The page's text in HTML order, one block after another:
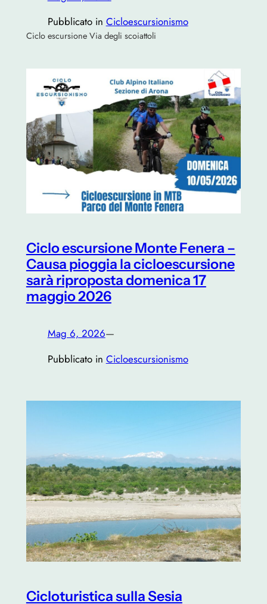
Pubblicato in Cicloescursionismo
Ciclo escursione Via degli scoiattoli
Ciclo escursione Monte Fenera –
Causa pioggia la cicloescursione
sarà riproposta domenica 17
maggio 2026
Mag 6, 2026—
Pubblicato in Cicloescursionismo
Cicloturistica sulla Sesia